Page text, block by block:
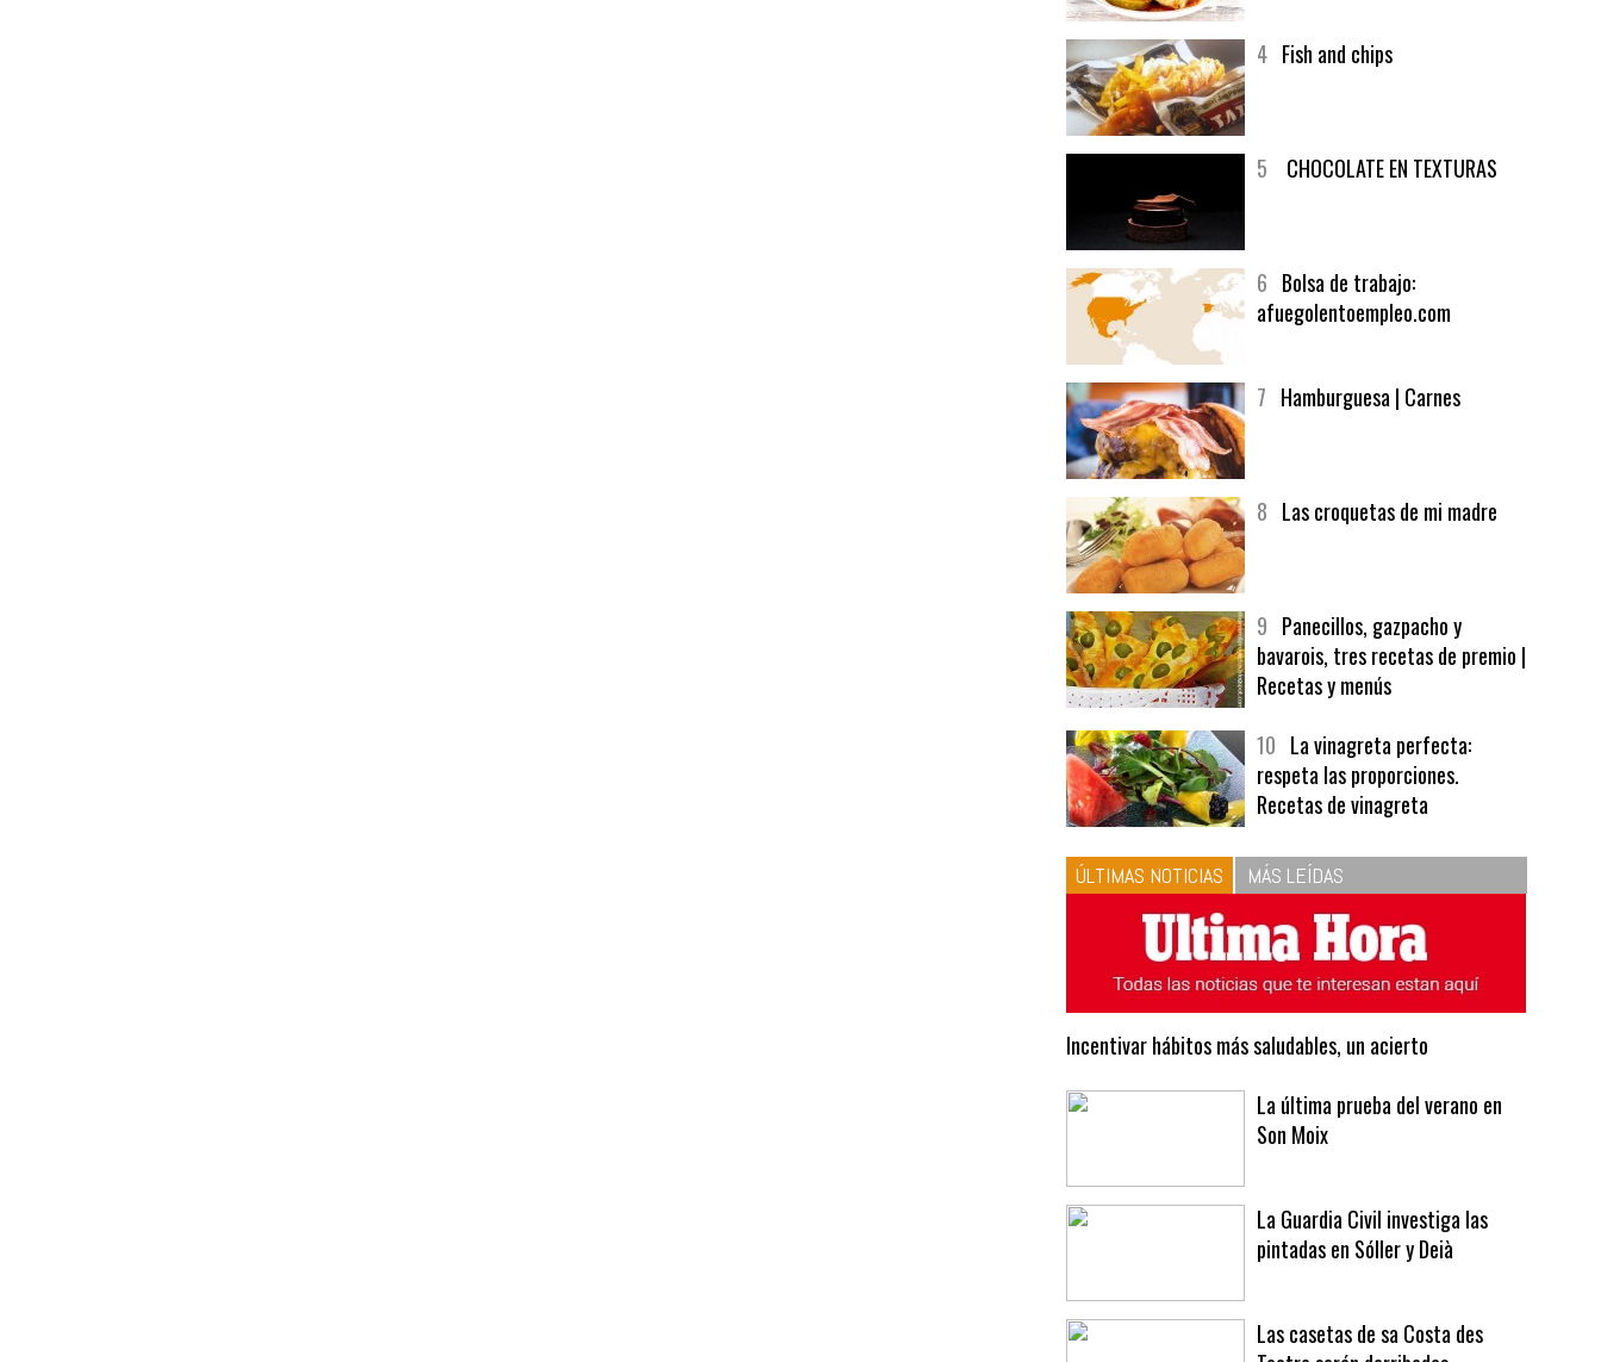
afuegolentoempleo.com
bavarois, tres recetas de premio |
Recetas y menús
respeta las proporciones.
Recetas de vinagreta
ÚLTIMAS NOTICIAS MÁS LEÍDAS
Incentivar hábitos más saludables, un acierto
Son Moix
pintadas en Sóller y Deià